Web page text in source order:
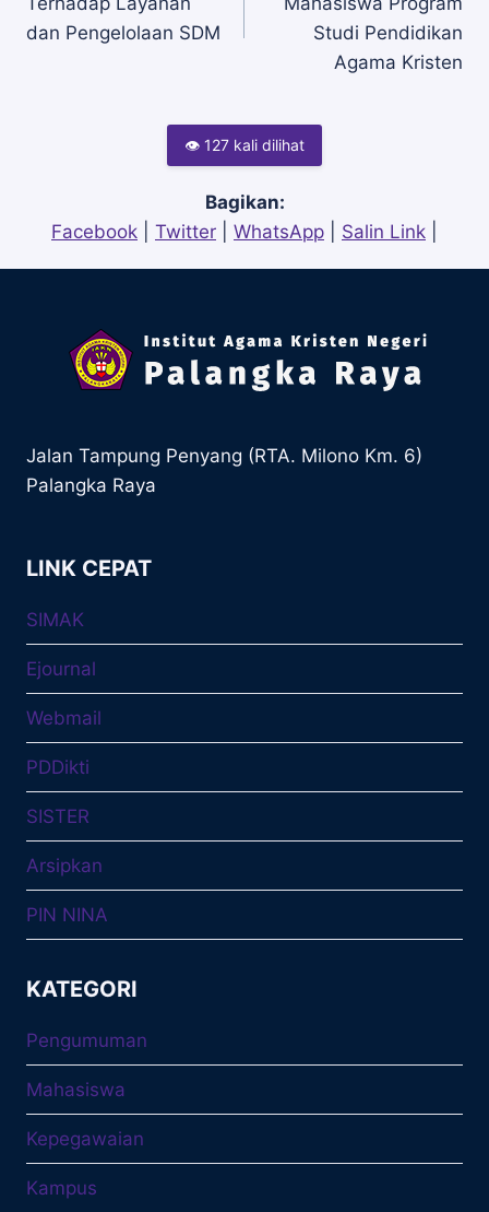
pos
dan Pengelolaan SDM
Studi Pendidikan
Agama Kristen
👁 127 kali dilihat
Bagikan:
Facebook
Twitter WhatsApp Salin Link
Jalan Tampung Penyang (RTA. Milono Km. 6)
Palangka Raya
LINK CEPAT
SIMAK
Ejournal
Webmail
PDDikti
SISTER
Arsipkan
PIN NINA
KATEGORI
Pengumuman
Mahasiswa
Kepegawaian
Kampus